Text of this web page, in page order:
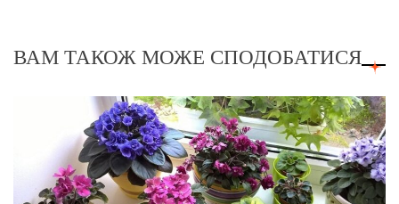
ВАМ ТАКОЖ МОЖЕ СПОДОБАТИСЯ